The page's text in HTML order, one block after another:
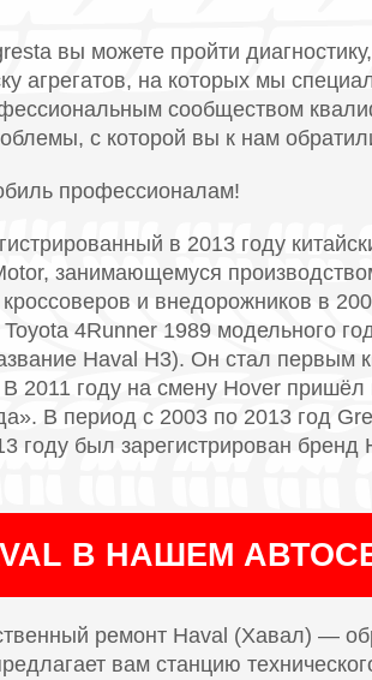
вы можете пройти
агрегатов, на которых мы
сообществом
с которой вы к нам
профессионалам!
в 2013 году
занимающемуся
кроссоверов и внедорожников в
4Runner 1989 модельного
Haval H3). Он стал
2011 году на смену Hover
В период с 2003 по 2013 год
году был зарегистрирован
В НАШЕМ
ремонт Haval (Хавал) —
вам станцию